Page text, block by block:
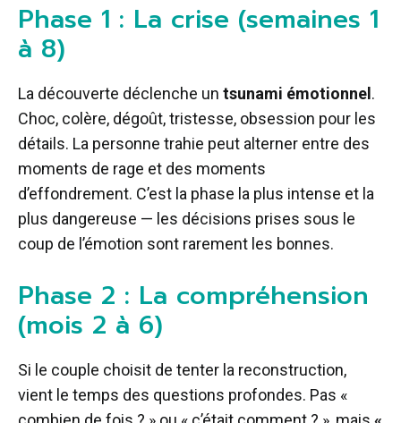
Phase 1 : La crise (semaines 1
à 8)
La découverte déclenche un tsunami émotionnel.
Choc, colère, dégoût, tristesse, obsession pour les
détails. La personne trahie peut alterner entre des
moments de rage et des moments
d’effondrement. C’est la phase la plus intense et la
plus dangereuse — les décisions prises sous le
coup de l’émotion sont rarement les bonnes.
Phase 2 : La compréhension
(mois 2 à 6)
Si le couple choisit de tenter la reconstruction,
vient le temps des questions profondes. Pas «